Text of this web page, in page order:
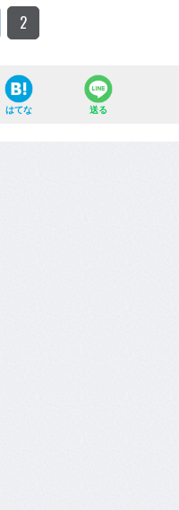
2
はてな 送る